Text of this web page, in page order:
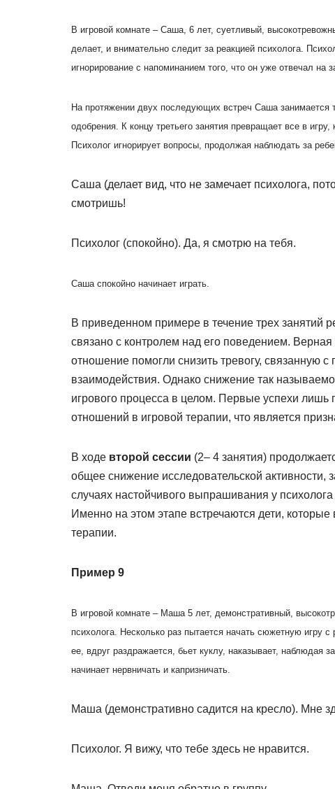
В игровой комнате – Саша, 6 лет, суетливый,
делает, и внимательно следит за реакцией психолога.
игнорирование с напоминанием того, что он уже отвечал на
На протяжении двух последующих встреч Саша
одобрения. К концу третьего занятия превращает все в
Психолог игнорирует вопросы, продолжая наблюдать за
Саша (делает вид, что не замечает психолога,
смотришь!
Психолог (спокойно). Да, я смотрю на тебя.
Саша спокойно начинает играть.
В приведенном примере в течение трех занятий
связано с контролем над его поведением.
отношение помогли снизить тревогу, связанную
взаимодействия. Однако снижение так
игрового процесса в целом. Первые успехи лишь
отношений в игровой терапии, что является
В ходе второй сессии (2– 4 занятия)
общее снижение исследовательской
случаях настойчивого выпрашивания у
Именно на этом этапе встречаются дети,
терапии.
Пример 9
В игровой комнате – Маша 5 лет, демонстративный,
психолога. Несколько раз пытается начать сюжетную игру
ее, вдруг раздражается, бьет куклу, наказывает, наблюдая
начинает нервничать и капризничать.
Маша (демонстративно садится на кресло). Мне
Психолог. Я вижу, что тебе здесь не нравится.